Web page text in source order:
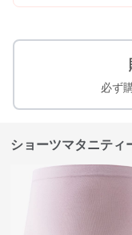
必ず
ショーツマタニティ